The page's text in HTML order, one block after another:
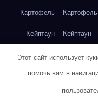
Картофель Картофель
Кейптаун Кейптаун
Кейптаун Кейптаун
Кейптаун Кейптаун
Этот сайт использует
помочь вам в